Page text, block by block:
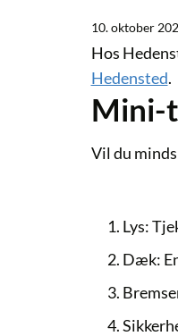
10. oktober
Hos
Hedensted.
Mini-
Vil du
Lys:
Dæk: